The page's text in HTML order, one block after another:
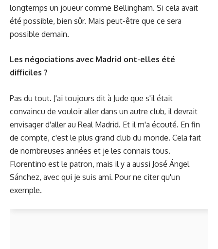
longtemps un joueur comme Bellingham. Si cela avait
été possible, bien sûr. Mais peut-être que ce sera
possible demain.
Les négociations avec Madrid ont-elles été
difficiles ?
Pas du tout. J'ai toujours dit à Jude que s'il était
convaincu de vouloir aller dans un autre club, il devrait
envisager d'aller au Real Madrid. Et il m'a écouté. En fin
de compte, c'est le plus grand club du monde. Cela fait
de nombreuses années et je les connais tous.
Florentino est le patron, mais il y a aussi José Ángel
Sánchez, avec qui je suis ami. Pour ne citer qu'un
exemple.